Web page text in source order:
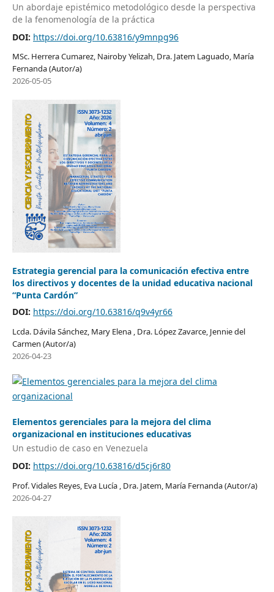
Un abordaje epistémico metodológico desde la perspectiva
de la fenomenología de la práctica
DOI: https://doi.org/10.63816/y9mnpg96
MSc. Herrera Cumarez, Nairoby Yelizah, Dra. Jatem Laguado, María
Fernanda (Autor/a)
2026-05-05
Estrategia gerencial para la comunicación efectiva entre
los directivos y docentes de la unidad educativa nacional
“Punta Cardón”
DOI: https://doi.org/10.63816/q9v4yr66
Lcda. Dávila Sánchez, Mary Elena , Dra. López Zavarce, Jennie del
Carmen (Autor/a)
2026-04-23
Elementos gerenciales para la mejora del clima
organizacional en instituciones educativas
Un estudio de caso en Venezuela
DOI: https://doi.org/10.63816/d5cj6r80
Prof. Vidales Reyes, Eva Lucía , Dra. Jatem, María Fernanda (Autor/a)
2026-04-27